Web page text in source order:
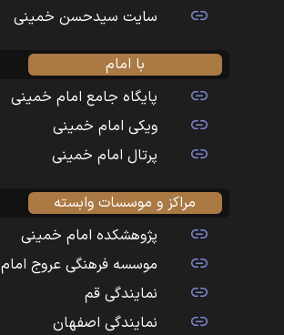
سایت سیدحسن خمینی
با امام
پایگاه جامع امام خمینی
ویکی امام خمینی
پرتال امام خمینی
مراکز و موسسات وابسته
پژوهشکده امام خمینی
موسسه فرهنگی عروج امام
نمایندگی قم
نمایندگی اصفهان